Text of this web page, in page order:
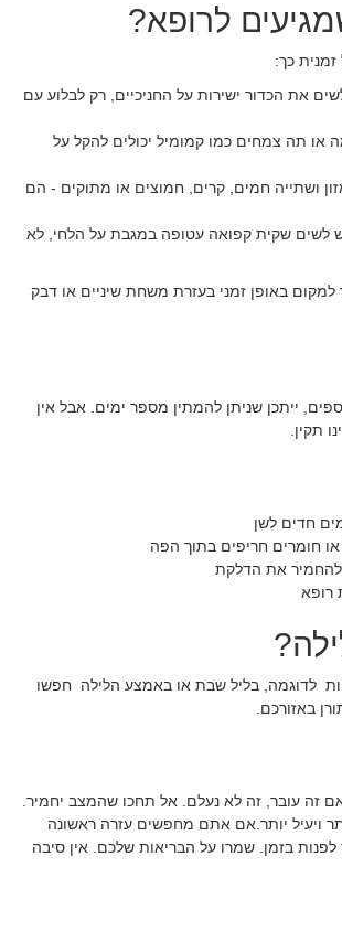
לרופא?
זמנית כך:
את הכדור ישירות על החניכיים, רק לבלוע עם
או תה צמחים כמו קמומיל יכולים להקל על
ושתייה חמים, קרים, חמוצים או מתוקים - הם
לשים שקית קפואה עטופה במגבת על הלחי, לא
למקום באופן זמני בעזרת משחת שיניים או דבק
ייתכן שניתן להמתין מספר ימים. אבל אין
תקין
חדים לשן
חומרים חריפים בתוך הפה
להחמיר את הדלקת
רופא
לדוגמה, בליל שבת או באמצע הלילה חפשו
זה עובר, זה לא נעלם. אל תחכו שהמצב יחמיר.
ויעיל יותר אם אתם מחפשים עזרה ראשונה
בזמן שמרו על הבריאות שלכם. אין סיבה